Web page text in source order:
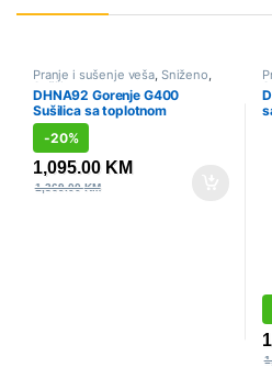
Pranje i sušenje veša Sniženo
Sušilice
DHNA92 Gorenje G400
Sušilica sa toplotnom
pumpom, 9 kg
-20%
1,095.00 KM
1,369.00KM